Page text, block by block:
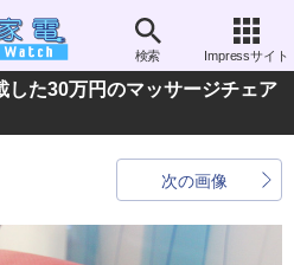
検索 Impressサイト
した30万円のマッサージチェア
次の画像